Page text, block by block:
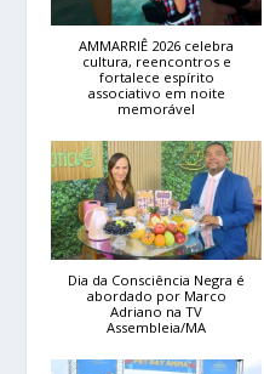
AMMARRIÊ 2026 celebra
cultura, reencontros e
fortalece espírito
associativo em noite
memorável
Dia da Consciência Negra é
abordado por Marco
Adriano na TV
Assembleia/MA